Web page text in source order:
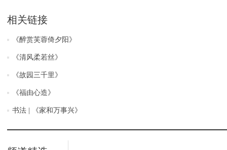
相关链接
《醉赏芙蓉倚夕阳》
《清风柔若丝》
《故园三千里》
《福由心造》
书法 | 《家和万事兴》